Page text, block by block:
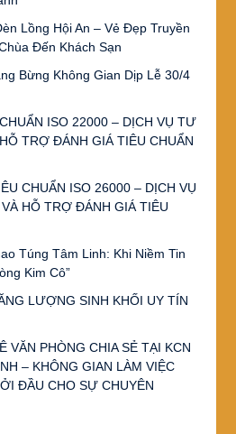
Lồng Hội An – Vẻ Đẹp Truyền
Đến Khách Sạn
Bừng Không Gian Dịp Lễ 30/4
ISO 22000 – DỊCH VỤ TƯ
TRỢ ĐÁNH GIÁ TIÊU CHUẨN
CHUẨN ISO 26000 – DỊCH VỤ
HỖ TRỢ ĐÁNH GIÁ TIÊU
Túng Tâm Linh: Khi Niềm Tin
Kim Cô”
LƯỢNG SINH KHỐI UY TÍN
VĂN PHÒNG CHIA SẺ TẠI KCN
– KHÔNG GIAN LÀM VIỆC
ĐẦU CHO SỰ CHUYÊN